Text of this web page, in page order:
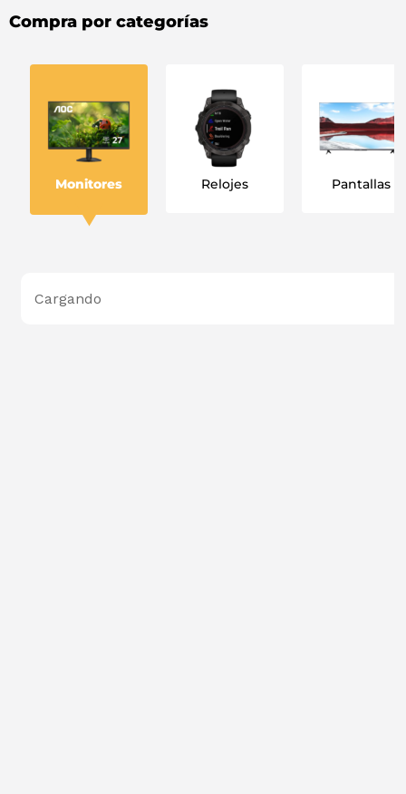
Compra por categorías
Monitores Relojes Pantallas
Cargando